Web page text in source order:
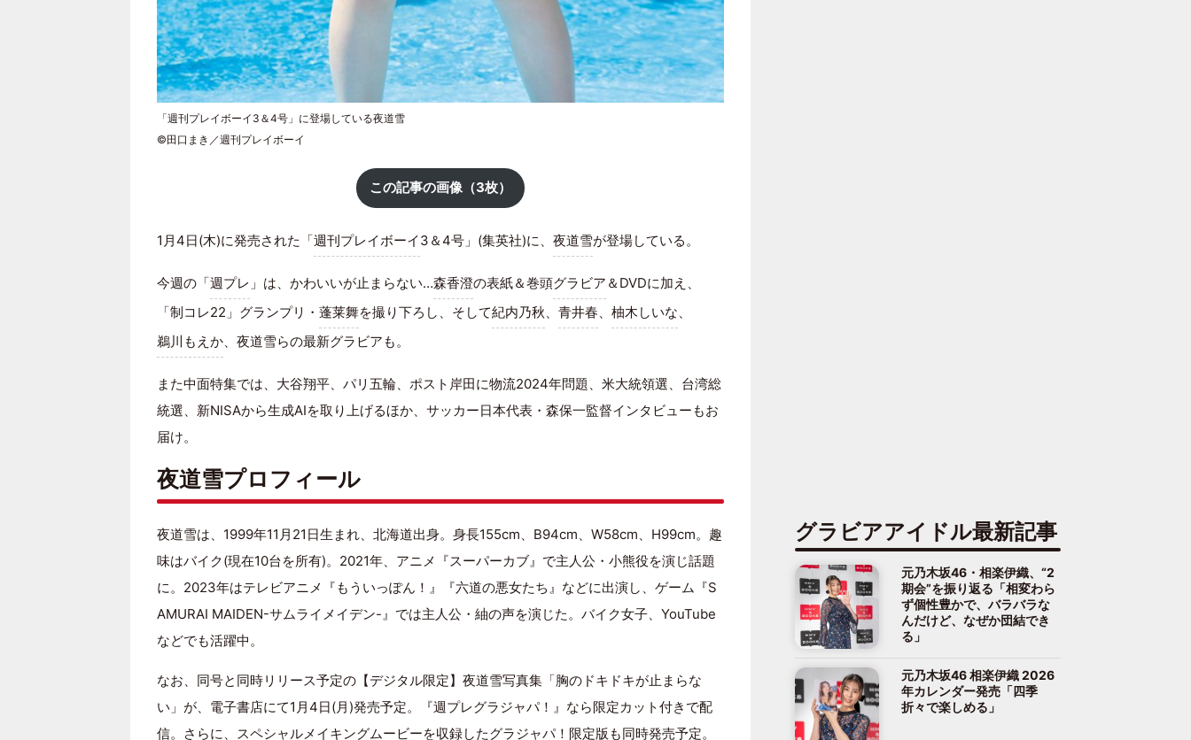
「週刊プレイボーイ3＆4号」に登場している夜道雪
©田口まき／週刊プレイボーイ
この記事の画像（3枚）
1月4日(木)に発売された「週刊プレイボーイ3＆4号」(集英社)に、 夜道雪が登場している。
今週の「週プレ 」は、かわいいが止まらない…森香澄の表紙＆巻頭グラビア ＆DVDに加え、
「制コレ22」グランプリ・ 蓬莱舞を撮り下ろし、そして紀内乃秋、 青井春、 柚木しいな、
鵜川もえか、夜道雪らの最新グラビアも。
また中面特集では、大谷翔平、パリ五輪、ポスト岸田に物流2024年問題、米大統領選、台湾総
統選、新NISAから生成AIを取り上げるほか、サッカー日本代表・森保一監督インタビューもお
届け。
夜道雪プロフィール
夜道雪は、1999年11月21日生まれ、北海道出身。身長155cm、B94cm、W58cm、H99cm。趣
味はバイク(現在10台を所有)。2021年、アニメ『スーパーカブ』で主人公・小熊役を演じ話題
に。2023年はテレビアニメ『もういっぽん！』『六道の悪女たち』などに出演し、ゲーム『S
AMURAI MAIDEN-サムライメイデン-』では主人公・紬の声を演じた。バイク女子、YouTube
などでも活躍中。
なお、同号と同時リリース予定の【デジタル限定】夜道雪写真集「胸のドキドキが止まらな
い」が、電子書店にて1月4日(月)発売予定。『週プレグラジャパ！』なら限定カット付きで配
信。さらに、スペシャルメイキングムービーを収録したグラジャパ！限定版も同時発売予定。
グラビアアイドル最新記事
元乃木坂46・相楽伊織、“2
期会”を振り返る「相変わら
ず個性豊かで、バラバラな
んだけど、なぜか団結でき
る」
元乃木坂46 相楽伊織 2026
年カレンダー発売「四季
折々で楽しめる」